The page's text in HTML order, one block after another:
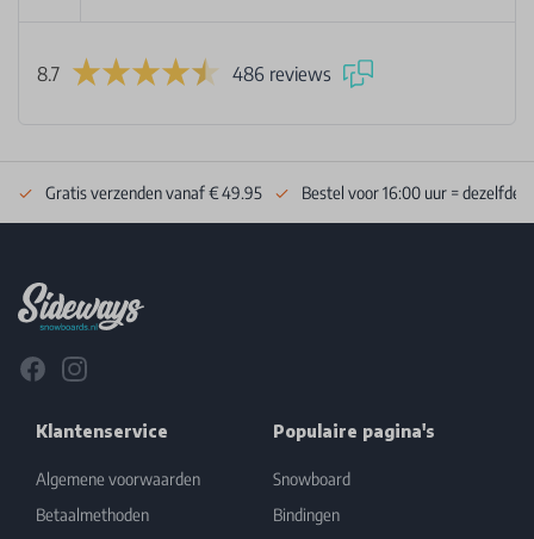
8.7 486 reviews
Gratis verzenden vanaf € 49.95 Bestel voor 16:00 uur = dezelfde
FacebookInstagram
Klantenservice
Algemene voorwaarden
Betaalmethoden
Populaire pagina's
Snowboard
Bindingen